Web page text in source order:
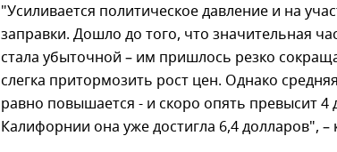
"Усиливается политическое давление и на
заправки. Дошло до того, что значительная
стала убыточной – им пришлось резко
слегка притормозить рост цен. Однако
равно повышается - и скоро опять превысит 4
Калифорнии она уже достигла 6,4 долларов", –